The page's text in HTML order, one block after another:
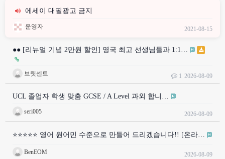
에세이 대필광고 금지
운영자 2021-08-15
●● [리뉴얼 기념 2만원 할인] 영국 최고 선생님들과 1:1…
브릿센트 1 2026-08-09
UCL 졸업자 학생 맞춤 GCSE / A Level 과외 합니…
seri005 2026-08-09
⭐⭐⭐⭐⭐ 영어 원어민 수준으로 만들어 드리겠습니다!! [온라…
BenEOM 2026-08-09